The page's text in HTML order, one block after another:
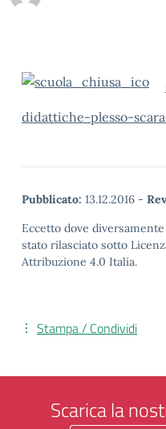
didattiche-plesso-
Pubblicato: 13.12.2016 -
Eccetto dove
stato rilasciato sotto
Attribuzione 4.0 Italia.
Stampa / Condividi
Scarica la